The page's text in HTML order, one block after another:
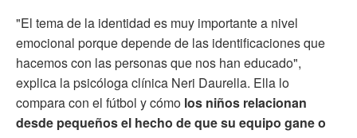
"El tema de la identidad es muy importante a nivel
emocional porque depende de las identificaciones que
hacemos con las personas que nos han educado",
explica la psicóloga clínica Neri Daurella. Ella lo
compara con el fútbol y cómo los niños relacionan
desde pequeños el hecho de que su equipo gane o